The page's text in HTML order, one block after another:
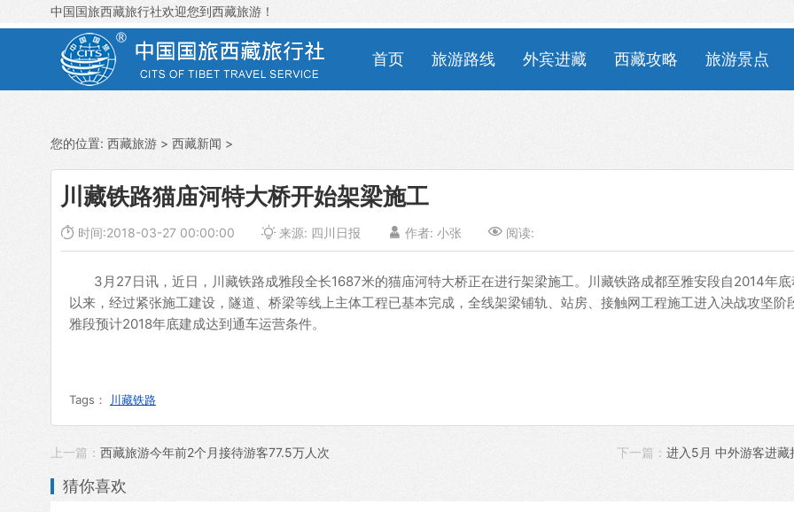
中国国旅西藏旅行社欢迎您到西藏旅游！
首页 旅游路线 外宾进藏 西藏攻略 旅游景点
您的位置: 西藏旅游 > 西藏新闻 >
川藏铁路猫庙河特大桥开始架梁施工
 时间:2018-03-27 00:00:00 来源: 四川日报  作者: 小张  阅读:
3月27日讯，近日，川藏铁路成雅段全长1687米的猫庙河特大桥正在进行架梁施工。川藏铁路成都至雅安段自2014年底
以来，经过紧张施工建设，隧道、桥梁等线上主体工程已基本完成，全线架梁铺轨、站房、接触网工程施工进入决战攻坚阶
雅段预计2018年底建成达到通车运营条件。
Tags： 川藏铁路
上一篇： 西藏旅游今年前2个月接待游客77.5万人次 下一篇： 进入5月 中外游客进藏
猜你喜欢